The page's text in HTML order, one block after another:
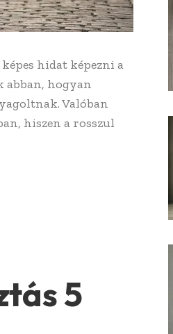
hidat képezni a
abban, hogyan
Valóban
hiszen a rosszul
5